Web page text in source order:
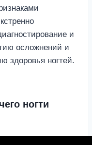
и
осложнений и
здоровья ногтей.
ногти